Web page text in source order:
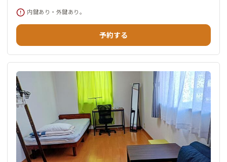
内鍵あり・外鍵あり。
予約する